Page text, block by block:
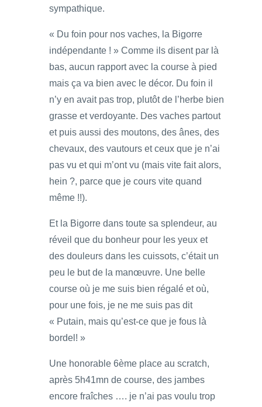
sympathique.
« Du foin pour nos vaches, la Bigorre
indépendante ! » Comme ils disent par là
bas, aucun rapport avec la course à pied
mais ça va bien avec le décor. Du foin il
n’y en avait pas trop, plutôt de l’herbe bien
grasse et verdoyante. Des vaches partout
et puis aussi des moutons, des ânes, des
chevaux, des vautours et ceux que je n’ai
pas vu et qui m’ont vu (mais vite fait alors,
hein ?, parce que je cours vite quand
même !!).
Et la Bigorre dans toute sa splendeur, au
réveil que du bonheur pour les yeux et
des douleurs dans les cuissots, c’était un
peu le but de la manœuvre. Une belle
course où je me suis bien régalé et où,
pour une fois, je ne me suis pas dit
« Putain, mais qu’est-ce que je fous là
bordel! »
Une honorable 6ème place au scratch,
après 5h41mn de course, des jambes
encore fraîches …. je n’ai pas voulu trop